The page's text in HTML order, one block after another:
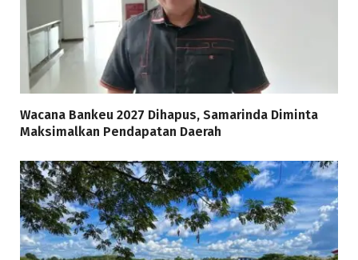
Wacana Bankeu 2027 Dihapus, Samarinda Diminta
Maksimalkan Pendapatan Daerah